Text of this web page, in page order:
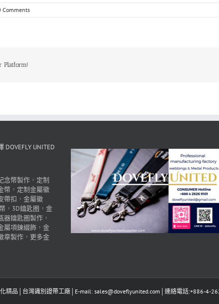
Comments
Platform!
UNITED
念幣製作 ， 定制
幣 ， 定制金屬徽
帶扣 ， 金屬徽
， 3D鑰匙圈 ， 金
器鑰匙圈製作 ，
屬項鍊綴飾 ， 金
章製作 ， 更多金
精品│台灣識別證帶工廠│E-mail: sales@doveflyunited.com│連絡電話:+886-4-